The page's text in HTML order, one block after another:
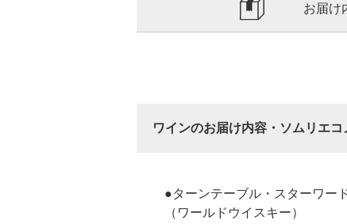
お届け
ワインのお届け内容・ソムリエコ
●ターンテーブル・スターワー
（ワールドウイスキー）